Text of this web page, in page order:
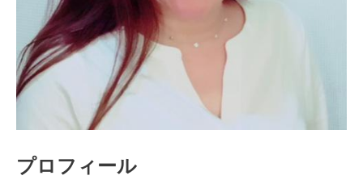
プロフィール